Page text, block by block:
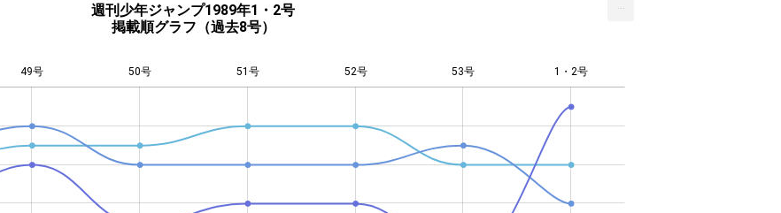
週刊少年ジャンプ1989年1・2号
掲載順グラフ（過去8号）
49号 50号 51号 52号 53号 1・2号